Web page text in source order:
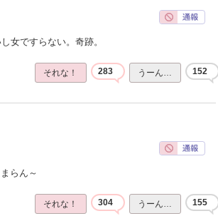
女ですらない。奇跡。
それな！ 283 うーん… 152
らん～
それな！ 304 うーん… 155